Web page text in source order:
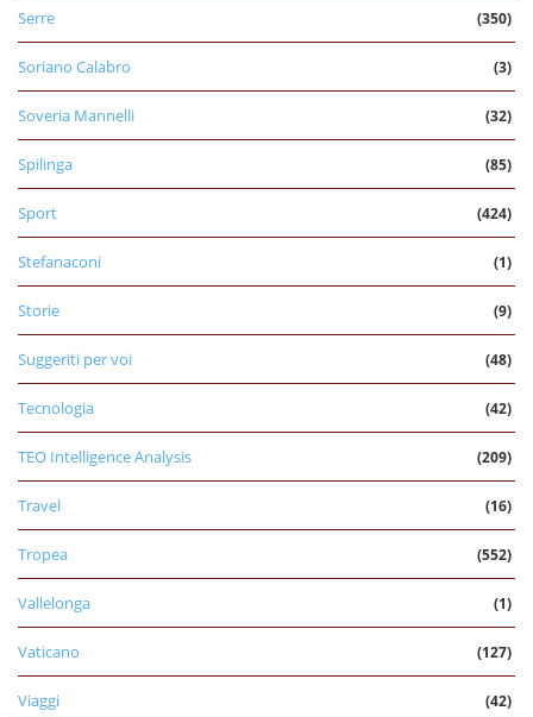
Serre (350)
Soriano Calabro (3)
Soveria Mannelli (32)
Spilinga (85)
Sport (424)
Stefanaconi (1)
Storie (9)
Suggeriti per voi (48)
Tecnologia (42)
TEO Intelligence Analysis (209)
Travel (16)
Tropea (552)
Vallelonga (1)
Vaticano (127)
Viaggi (42)